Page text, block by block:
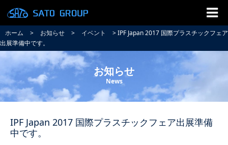
ホーム > お知らせ > イベント
> IPF Japan 2017 国際プラスチックフェア
出展準備中です。
お知らせ
News
IPF Japan 2017 国際プラスチックフェア出展準備
中です。